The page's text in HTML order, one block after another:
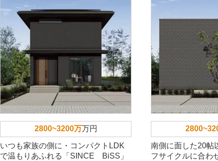
2800~3200万万円
いつも家族の側に・コンパクトLDK
で温もりあふれる「SINCE BiSS」
南側に面した20帖
フサイクルに合わ